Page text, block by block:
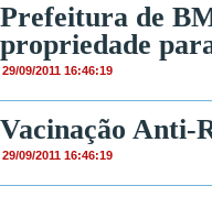
Prefeitura de
propriedade
29/09/2011 16:46:19
Vacinação Anti-
29/09/2011 16:46:19